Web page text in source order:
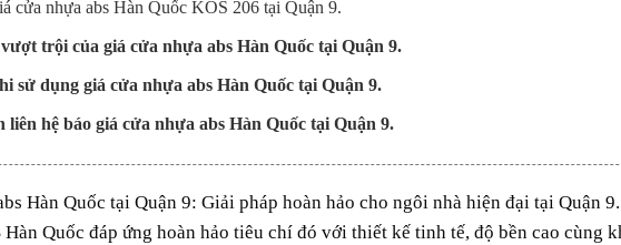
cửa nhựa abs Hàn Quốc KOS 206 tại Quận 9.
trội của giá cửa nhựa abs Hàn Quốc tại Quận 9.
sử dụng giá cửa nhựa abs Hàn Quốc tại Quận 9.
liên hệ báo giá cửa nhựa abs Hàn Quốc tại Quận 9.
Hàn Quốc tại Quận 9: Giải pháp hoàn hảo cho ngôi nhà hiện đại tại Quận
Hàn Quốc đáp ứng hoàn hảo tiêu chí đó với thiết kế tinh tế, độ bền cao cùng